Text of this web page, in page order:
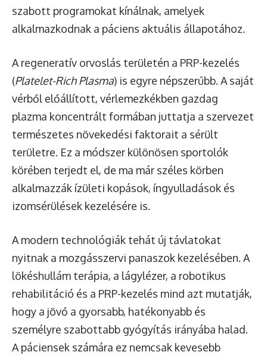
szabott programokat kínálnak, amelyek
alkalmazkodnak a páciens aktuális állapotához.
A regeneratív orvoslás területén a PRP-kezelés
(Platelet-Rich Plasma) is egyre népszerűbb. A saját
vérből előállított, vérlemezkékben gazdag
plazma koncentrált formában juttatja a szervezet
természetes növekedési faktorait a sérült
területre. Ez a módszer különösen sportolók
körében terjedt el, de ma már széles körben
alkalmazzák ízületi kopások, íngyulladások és
izomsérülések kezelésére is.
A modern technológiák tehát új távlatokat
nyitnak a mozgásszervi panaszok kezelésében. A
lökéshullám terápia, a lágylézer, a robotikus
rehabilitáció és a PRP-kezelés mind azt mutatják,
hogy a jövő a gyorsabb, hatékonyabb és
személyre szabottabb gyógyítás irányába halad.
A páciensek számára ez nemcsak kevesebb